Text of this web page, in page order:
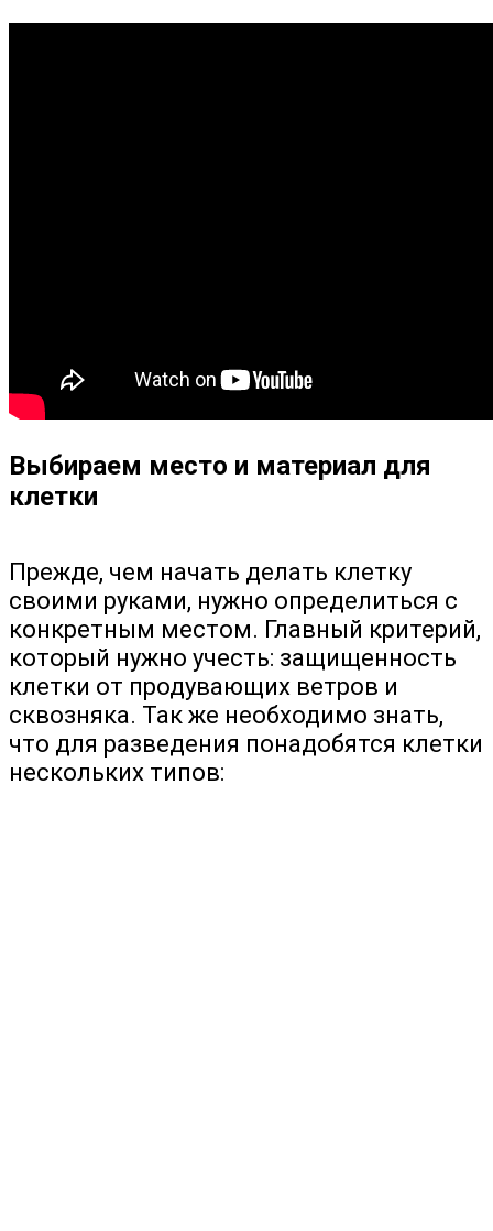
Выбираем место и материал для
клетки
Прежде, чем начать делать клетку
своими руками, нужно определиться с
конкретным местом. Главный критерий,
который нужно учесть: защищенность
клетки от продувающих ветров и
сквозняка. Так же необходимо знать,
что для разведения понадобятся клетки
нескольких типов: